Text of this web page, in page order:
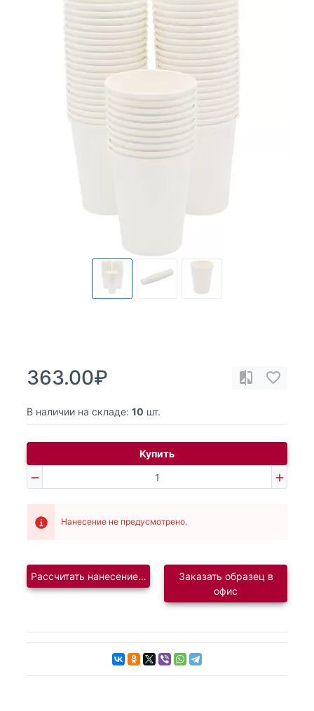
363.00₽
В наличии на складе: 10 шт.
Купить
Нанесение не предусмотрено.
Рассчитать нанесение логотипаЗаказать образец в
офис